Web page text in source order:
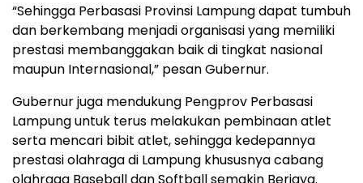
“Sehingga Perbasasi Provinsi Lampung dapat tumbuh
dan berkembang menjadi organisasi yang memiliki
prestasi membanggakan baik di tingkat nasional
maupun Internasional,” pesan Gubernur.
Gubernur juga mendukung Pengprov Perbasasi
Lampung untuk terus melakukan pembinaan atlet
serta mencari bibit atlet, sehingga kedepannya
prestasi olahraga di Lampung khususnya cabang
olahraga Baseball dan Softball semakin Berjaya.